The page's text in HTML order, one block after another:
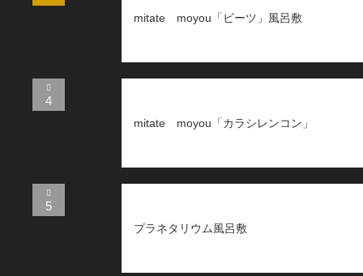
mitate moyou「ビーツ」風呂敷
4
mitate moyou「カラシレンコン」
5
プラネタリウム風呂敷